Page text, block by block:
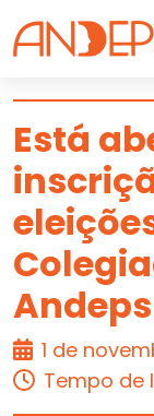
Skip to content
Está
Andeps
1 de
Tempo de